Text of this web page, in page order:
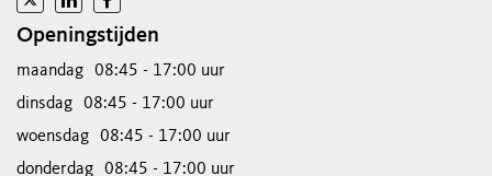
Openingstijden
maandag
08:45 - 17:00 uur
dinsdag
08:45 - 17:00 uur
woensdag
08:45 - 17:00 uur
donderdag
08:45 - 17:00 uur